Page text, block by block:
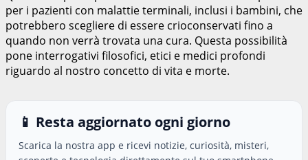
per i pazienti con malattie terminali, inclusi i bambini, che
potrebbero scegliere di essere crioconservati fino a
quando non verrà trovata una cura. Questa possibilità
pone interrogativi filosofici, etici e medici profondi
riguardo al nostro concetto di vita e morte.
📱 Resta aggiornato ogni giorno
Scarica la nostra app e ricevi notizie, curiosità, misteri,